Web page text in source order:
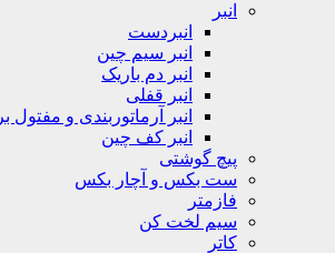
انبر
انبردست
انبر سیم چین
انبر دم باریک
انبر قفلی
انبر آرماتوربندی و مفتول بر
انبر کف چین
پیچ گوشتی
ست بکس و آچار بکس
فازمتر
سیم لخت کن
کاتر